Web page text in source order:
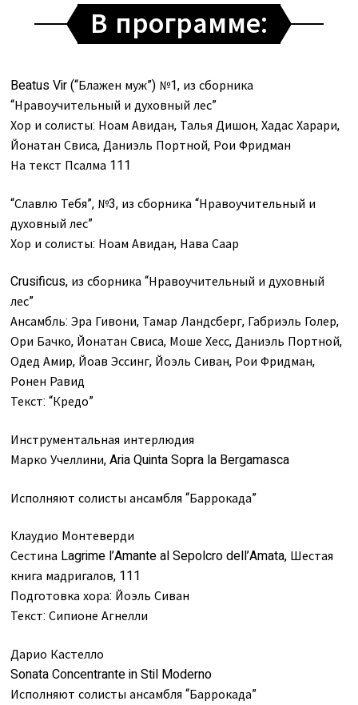
В программе:
Beatus Vir (“Блажен муж”) №1, из сборника
“Нравоучительный и духовный лес”
Хор и солисты: Ноам Авидан, Талья Дишон, Хадас Харари,
Йонатан Свиса, Даниэль Портной, Рои Фридман
На текст Псалма 111
“Славлю Тебя”, №3, из сборника “Нравоучительный и
духовный лес”
Хор и солисты: Ноам Авидан, Нава Саар
Crusificus, из сборника “Нравоучительный и духовный
лес”
Ансамбль: Эра Гивони, Тамар Ландсберг, Габриэль Голер,
Ори Бачко, Йонатан Свиса, Моше Хесс, Даниэль Портной,
Одед Амир, Йоав Эссинг, Йоэль Сиван, Рои Фридман,
Ронен Равид
Текст: “Кредо”
Инструментальная интерлюдия
Марко Учеллини, Aria Quinta Sopra la Bergamasca
Исполняют солисты ансамбля “Баррокада”
Клаудио Монтеверди
Сестина Lagrime l’Amante al Sepolcro dell’Amata, Шестая
книга мадригалов, 111
Подготовка хора: Йоэль Сиван
Текст: Сипионе Агнелли
Дарио Кастелло
Sonata Concentrante in Stil Moderno
Исполняют солисты ансамбля “Баррокада”